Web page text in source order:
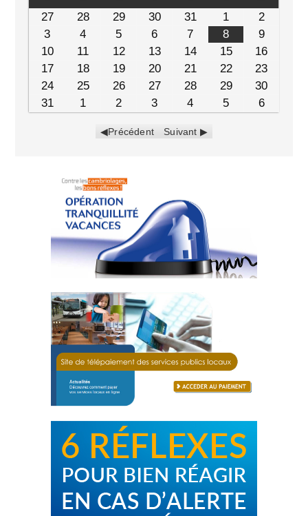
27 28 29 30 31 1
2
3
4 5 6 7 8
9
10
11 12 13 14 15
16
17
18 19 20 21 22
23
24
25 26 27 28 29
30
31
1 2 3 4 5 6
Précédent Suivant